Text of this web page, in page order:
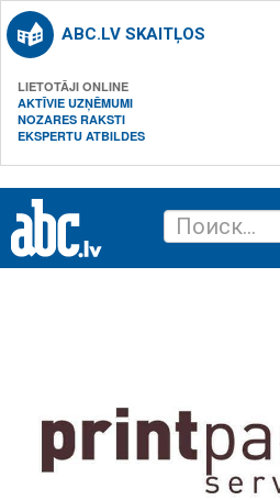
ABC.LV SKAITĻOS
LIETOTĀJI ONLINE
AKTĪVIE UZŅĒMUMI
NOZARES RAKSTI
EKSPERTU ATBILDES